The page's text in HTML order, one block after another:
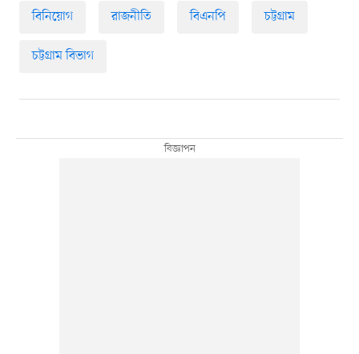
বিনিয়োগ রাজনীতি বিএনপি চট্টগ্রাম
চট্টগ্রাম বিভাগ